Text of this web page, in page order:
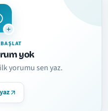
yok
yorumu sen yaz.